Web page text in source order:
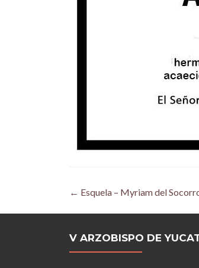
Post
navigation
← Esquela – Myriam del
V ARZOBISPO DE